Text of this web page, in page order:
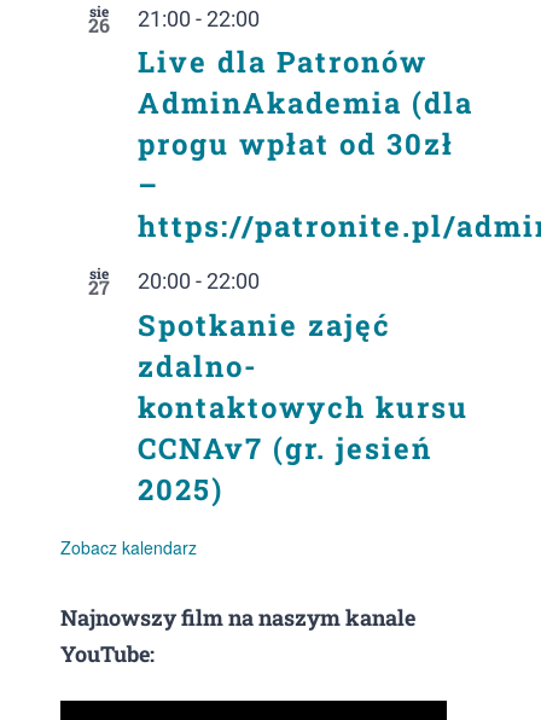
sie
26 21:00 - 22:00
Live dla Patronów
AdminAkademia (dla
progu wpłat od 30zł
–
https://patronite.pl/
sie
27 20:00 - 22:00
Spotkanie zajęć
zdalno-
kontaktowych kursu
CCNAv7 (gr. jesień
2025)
Zobacz kalendarz
Najnowszy film na naszym kanale
YouTube: